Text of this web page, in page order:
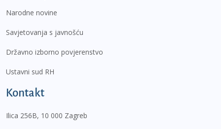
Narodne novine
Savjetovanja s javnošću
Državno izborno povjerenstvo
Ustavni sud RH
Kontakt
Ilica 256B, 10 000 Zagreb